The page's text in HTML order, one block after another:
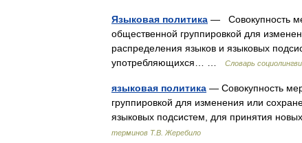
Языковая политика — Совокупность
общественной группировкой для
распределения языков и языковых
употребляющихся… …
Словарь
языковая политика — Совокупность
группировкой для изменения или
языковых подсистем, для принятия
терминов Т.В. Жеребило